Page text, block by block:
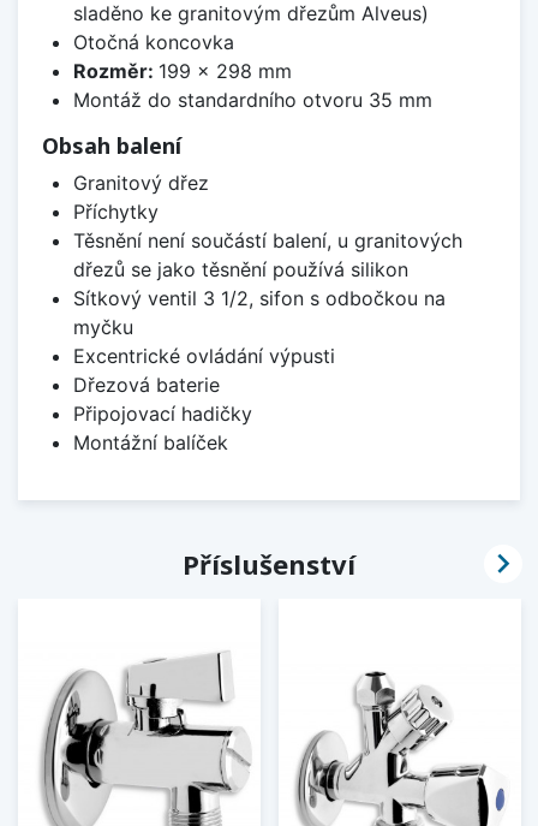
sladěno ke granitovým dřezům Alveus)
Otočná koncovka
Rozměr: 199 x 298 mm
Montáž do standardního otvoru 35 mm
Obsah balení
Granitový dřez
Příchytky
Těsnění není součástí balení, u granitových
dřezů se jako těsnění používá silikon
Sítkový ventil 3 1/2, sifon s odbočkou na
myčku
Excentrické ovládání výpusti
Dřezová baterie
Připojovací hadičky
Montážní balíček
Příslušenství 